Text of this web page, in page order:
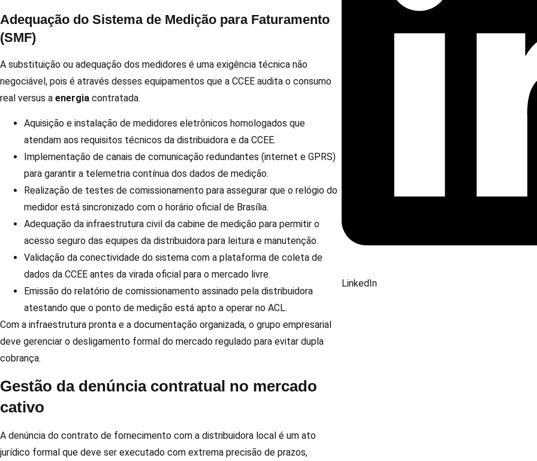
Adequação do Sistema de Medição para Faturamento
(SMF)
A substituição ou adequação dos medidores é uma exigência técnica não
negociável, pois é através desses equipamentos que a CCEE audita o consumo
real versus a energia contratada.
Aquisição e instalação de medidores eletrônicos homologados que
atendam aos requisitos técnicos da distribuidora e da CCEE.
Implementação de canais de comunicação redundantes (internet e GPRS)
para garantir a telemetria contínua dos dados de medição.
Realização de testes de comissionamento para assegurar que o relógio do
medidor está sincronizado com o horário oficial de Brasília.
Adequação da infraestrutura civil da cabine de medição para permitir o
acesso seguro das equipes da distribuidora para leitura e manutenção.
Validação da conectividade do sistema com a plataforma de coleta de
dados da CCEE antes da virada oficial para o mercado livre.
Emissão do relatório de comissionamento assinado pela distribuidora
atestando que o ponto de medição está apto a operar no ACL.
Com a infraestrutura pronta e a documentação organizada, o grupo empresarial
deve gerenciar o desligamento formal do mercado regulado para evitar dupla
cobrança.
Gestão da denúncia contratual no mercado
cativo
A denúncia do contrato de fornecimento com a distribuidora local é um ato
jurídico formal que deve ser executado com extrema precisão de prazos,
LinkedIn